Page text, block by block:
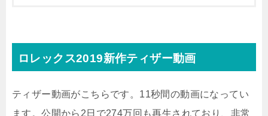
ロレックス2019新作ティザー動画
ティザー動画がこちらです。11秒間の動画になってい
ます。公開から2日で274万回も再生されており、非常